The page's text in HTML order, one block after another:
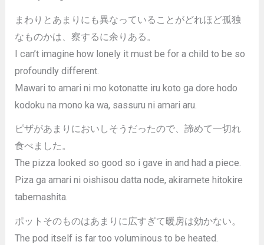
まわりとあまりにも異なっていることがどれほど孤独
なものかは、察するに余りある。
I can’t imagine how lonely it must be for a child to be so
profoundly different.
Mawari to amari ni mo kotonatte iru koto ga dore hodo
kodoku na mono ka wa, sassuru ni amari aru.
ピザがあまりにおいしそうだったので、諦めて一切れ
食べました。
The pizza looked so good so i gave in and had a piece.
Piza ga amari ni oishisou datta node, akiramete hitokire
tabemashita.
ポットそのものはあまりに広すぎて暖房は効かない。
The pod itself is far too voluminous to be heated.